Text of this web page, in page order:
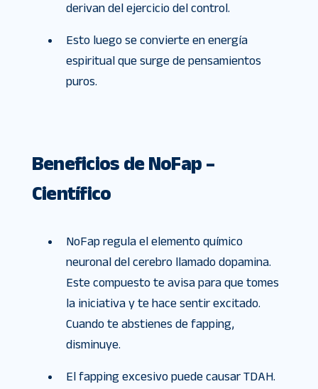
derivan del ejercicio del control.
Esto luego se convierte en energía
espiritual que surge de pensamientos
puros.
Beneficios de NoFap –
Científico
NoFap regula el elemento químico
neuronal del cerebro llamado dopamina.
Este compuesto te avisa para que tomes
la iniciativa y te hace sentir excitado.
Cuando te abstienes de fapping,
disminuye.
El fapping excesivo puede causar TDAH.